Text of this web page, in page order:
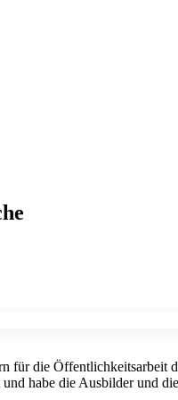
für die Öffentlichkeitsarbeit
habe die Ausbilder und